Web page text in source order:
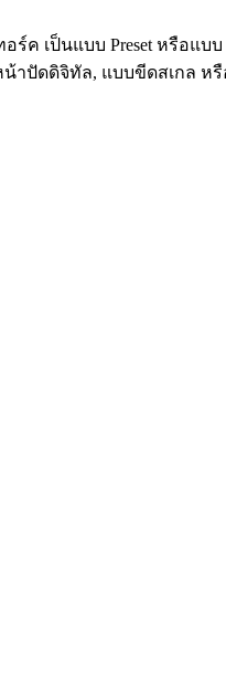
ค เป็นแบบ Preset หรือแบบ
าปัดดิจิทัล, แบบขีดสเกล ห